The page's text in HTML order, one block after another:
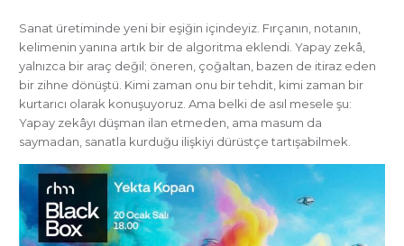
Sanat üretiminde yeni bir eşiğin içindeyiz. Fırçanın, notanın,
kelimenin yanına artık bir de algoritma eklendi. Yapay zekâ,
yalnızca bir araç değil; öneren, çoğaltan, bazen de itiraz eden
bir zihne dönüştü. Kimi zaman onu bir tehdit, kimi zaman bir
kurtarıcı olarak konuşuyoruz. Ama belki de asıl mesele şu:
Yapay zekâyı düşman ilan etmeden, ama masum da
saymadan, sanatla kurduğu ilişkiyi dürüstçe tartışabilmek.